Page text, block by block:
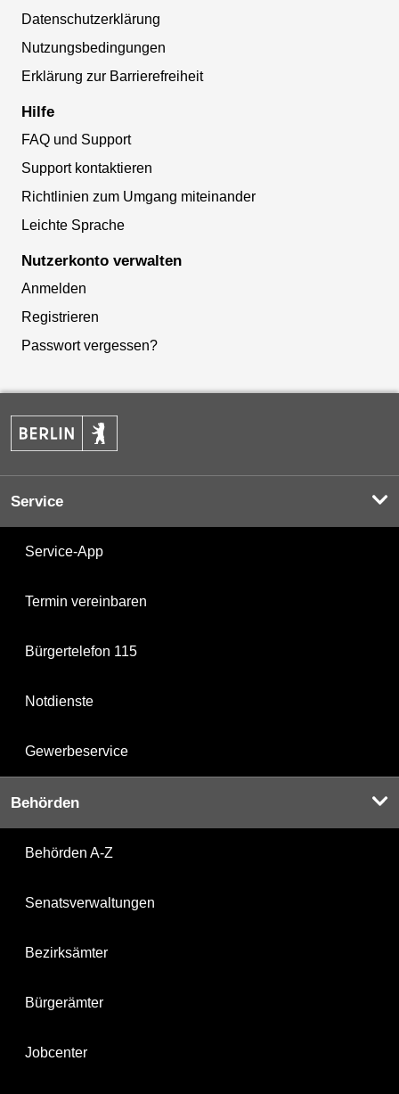
Datenschutzerklärung
Nutzungsbedingungen
Erklärung zur Barrierefreiheit
Hilfe
FAQ und Support
Support kontaktieren
Richtlinien zum Umgang miteinander
Leichte Sprache
Nutzerkonto verwalten
Anmelden
Registrieren
Passwort vergessen?
Service
Service-App
Termin vereinbaren
Bürgertelefon 115
Notdienste
Gewerbeservice
Behörden
Behörden A-Z
Senatsverwaltungen
Bezirksämter
Bürgerämter
Jobcenter